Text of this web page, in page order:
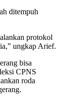
ditempuh
protokol
ungkap Arief.
bisa
CPNS
roda